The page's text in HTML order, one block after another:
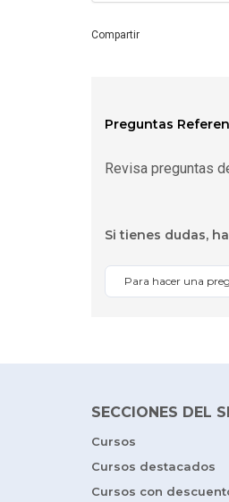
Compartir
Preguntas
Revisa preguntas
Si tienes dudas,
Para hacer una
SECCIONES DEL
Cursos
Cursos destacados
Cursos con